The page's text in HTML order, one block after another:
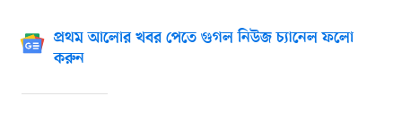
প্রথম আলোর খবর পেতে গুগল নিউজ চ্যানেল ফলো
করুন